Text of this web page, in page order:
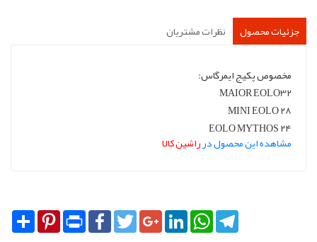
جزئیات محصول نظرات مشتریان
مخصوص پکیج ایمرگاس:
MAIOR EOLO32
MINI EOLO 28
EOLO MYTHOS 24
مشاهده این محصول درراشین کالا
Share PinterestPrint FacebookTwitterGoogle+LinkedInWhatsApp